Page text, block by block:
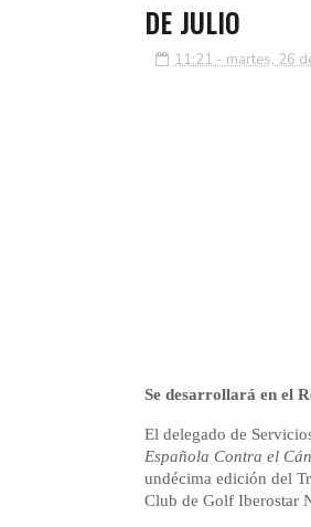
DE JULIO
11:21 - martes, 26
Se desarrollará en el
El delegado de
Española Contra el
undécima edición del
Club de Golf Iberostar